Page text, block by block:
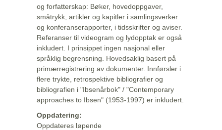
og forfatterskap: Bøker, hovedoppgaver,
småtrykk, artikler og kapitler i samlingsverker
og konferanserapporter, i tidsskrifter og aviser.
Referanser til videogram og lydopptak er også
inkludert. I prinsippet ingen nasjonal eller
språklig begrensning. Hovedsaklig basert på
primærregistrering av dokumenter. Innførsler i
flere trykte, retrospektive bibliografier og
bibliografien i "Ibsenårbok" / "Contemporary
approaches to Ibsen" (1953-1997) er inkludert.
Oppdatering:
Oppdateres løpende